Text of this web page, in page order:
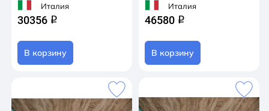
Италия
30356 q
В корзину
Италия
46580 q
В корзину